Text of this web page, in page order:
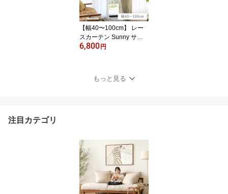
【幅40〜100cm】 レー
スカーテン Sunny サニ
ー UVカット99％ ホワイ
6,800 円
もっと見る
注目カテゴリ